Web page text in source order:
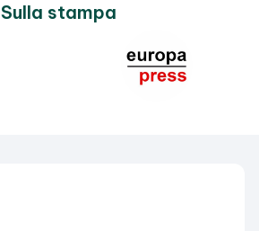
Sulla stampa